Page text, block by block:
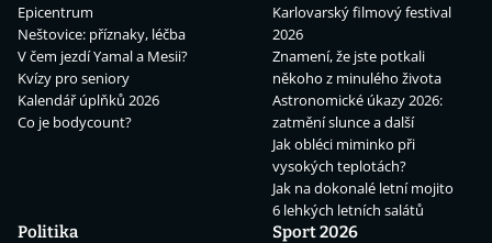
Epicentrum
Neštovice: příznaky, léčba
V čem jezdí Yamal a Mesii?
Kvízy pro seniory
Kalendář úplňků 2026
Co je bodycount?
Karlovarský filmový festival
2026
Znamení, že jste potkali
někoho z minulého života
Astronomické úkazy 2026:
zatmění slunce a další
Jak obléci miminko při
vysokých teplotách?
Jak na dokonalé letní mojito
6 lehkých letních salátů
Politika
Sport 2026